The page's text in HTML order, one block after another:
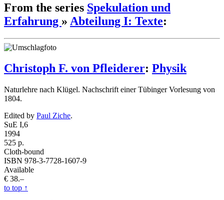
From the series Spekulation und
Erfahrung » Abteilung I: Texte:
Christoph F. von Pfleiderer: Physik
Naturlehre nach Klügel. Nachschrift einer Tübinger Vorlesung von
1804.
Edited by Paul Ziche.
SuE I,6
1994
525 p.
Cloth-bound
ISBN 978-3-7728-1607-9
Available
€ 38.–
to top ↑